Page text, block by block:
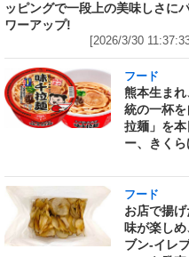
ッピングで一段上の美味しさに
ワーアップ!
[2026/3/30
フード
熊本生ま
統の一杯
拉麺」を
ー、きく
フード
お店で揚
味が楽し
ブン‐イレ